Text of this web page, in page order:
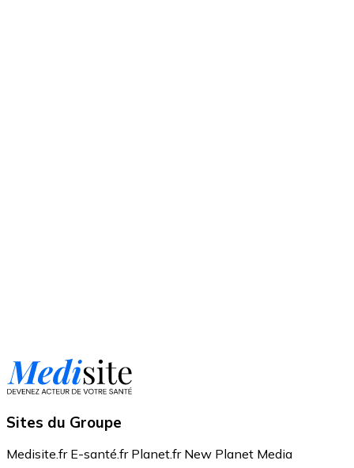
Sites du Groupe
Medisite.fr E-santé.fr Planet.fr New Planet Media